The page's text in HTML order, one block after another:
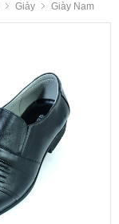
Giày Giày Nam